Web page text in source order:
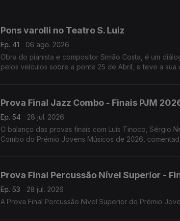
Pons varolli no Teatro S. Luiz
Ep. 41
06 ago. 2026
Obra do pianista e compositor Simão Costa, é um
pelos veículos sobre a ponte 25 de Abril, e teve a sua
Prova Final Jazz Combo - Finais PJM
Ep. 54
28 jul. 2026
O balanço das provas finais com Luís Tinoco, Sérgio
Combo do Prémio Jovens Músicos de 2026,
Prova Final Percussão Nível Superior -
Ep. 53
28 jul. 2026
A Prova Final Percussão Nível Superior do Prémio